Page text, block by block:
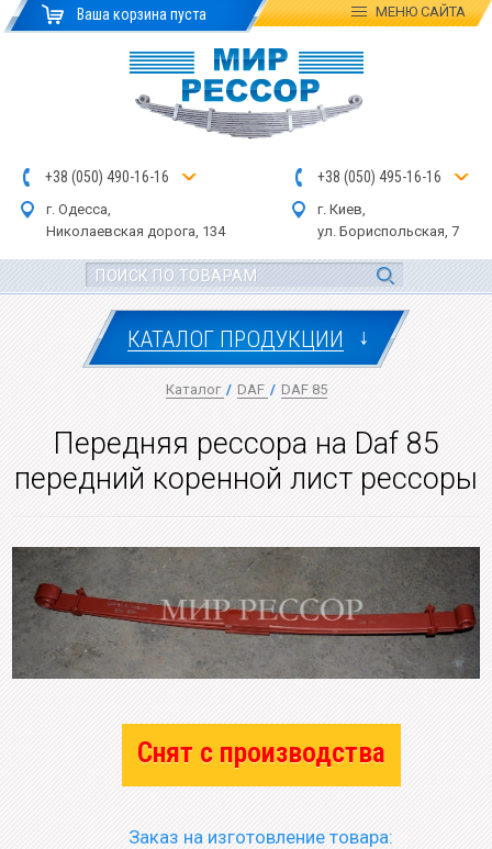
Ваша корзина пуста МЕНЮСАЙТА
+38 (050) 490-16-16
г. Одесса,
Николаевская дорога, 134
+38 (050) 495-16-16
г. Киев,
ул. Бориспольская, 7
КАТАЛОГ ПРОДУКЦИИ ↓
Каталог / DAF / DAF 85
Передняя рессора на Daf 85
передний коренной лист рессоры
Снят с производства
Заказ на изготовление товара: